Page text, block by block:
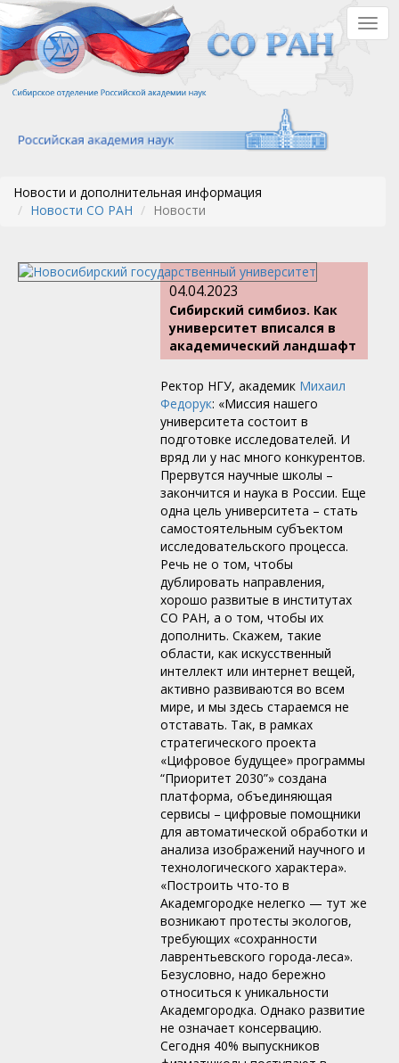
Перейти
к
основному
содержанию
Новости и дополнительная информация
Новости СО РАН
Новости
04.04.2023
Сибирский симбиоз. Как
университет вписался в
академический ландшафт
Ректор НГУ, академик Михаил
Федорук: «Миссия нашего
университета состоит в
подготовке исследователей. И
вряд ли у нас много конкурентов.
Прервутся научные школы –
закончится и наука в России. Еще
одна цель университета – стать
самостоятельным субъектом
исследовательского процесса.
Речь не о том, чтобы
дублировать направления,
хорошо развитые в институтах
СО РАН, а о том, чтобы их
дополнить. Скажем, такие
области, как искусственный
интеллект или интернет вещей,
активно развиваются во всем
мире, и мы здесь стараемся не
отставать. Так, в рамках
стратегического проекта
«Цифровое будущее» программы
“Приоритет 2030”» создана
платформа, объединяющая
сервисы – цифровые помощники
для автоматической обработки и
анализа изображений научного и
технологического характера».
«Построить что-то в
Академгородке нелегко — тут же
возникают протесты экологов,
требующих «сохранности
лаврентьевского города-леса».
Безусловно, надо бережно
относиться к уникальности
Академгородка. Однако развитие
не означает консервацию.
Сегодня 40% выпускников